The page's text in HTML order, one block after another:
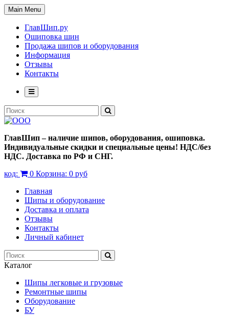
Main Menu
ГлавШип.ру
Ошиповка шин
Продажа шипов и оборудования
Информация
Отзывы
Контакты
ГлавШип – наличие шипов, оборудования, ошиповка.
Индивидуальные скидки и специальные цены! НДС/без
НДС. Доставка по РФ и СНГ.
код:
0 Корзина: 0 руб
Главная
Шипы и оборудование
Доставка и оплата
Отзывы
Контакты
Личный кабинет
Каталог
Шипы легковые и грузовые
Ремонтные шипы
Оборудование
БУ